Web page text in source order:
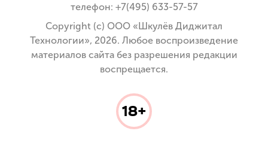
телефон: +7(495) 633-57-57
Copyright (с) ООО «Шкулёв Диджитал
Технологии», 2026. Любое воспроизведение
материалов сайта без разрешения редакции
воспрещается.
18+